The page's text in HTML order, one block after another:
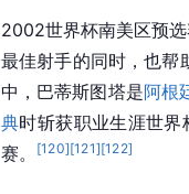
2002世界杯南美区预
最佳射手的同时，也帮
中， 巴蒂斯图塔是阿根
典时斩获职业生涯世
赛。
[120][121][122]